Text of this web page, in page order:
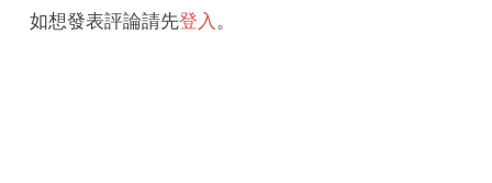
如想發表評論請先登入 。